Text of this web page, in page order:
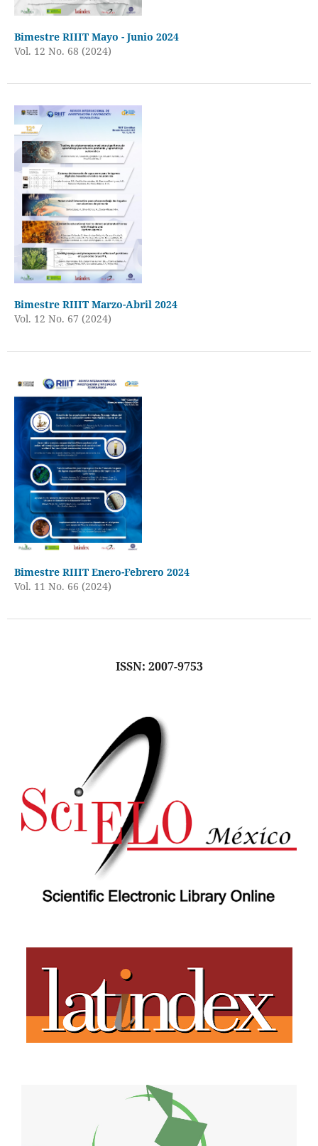
Bimestre RIIIT Mayo - Junio 2024
Vol. 12 No. 68 (2024)
Bimestre RIIIT Marzo-Abril 2024
Vol. 12 No. 67 (2024)
Bimestre RIIIT Enero-Febrero 2024
Vol. 11 No. 66 (2024)
ISSN: 2007-9753